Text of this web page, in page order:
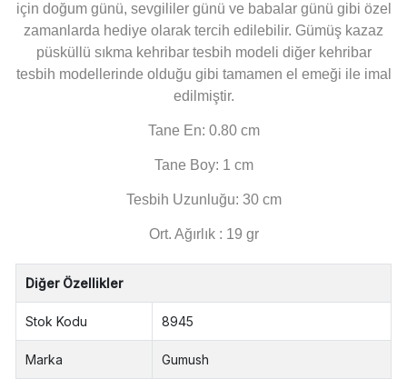
için doğum günü, sevgililer günü ve babalar günü gibi özel
zamanlarda hediye olarak tercih edilebilir. Gümüş kazaz
püsküllü sıkma kehribar tesbih modeli diğer kehribar
tesbih modellerinde olduğu gibi tamamen el emeği ile imal
edilmiştir.
Tane En: 0.80 cm
Tane Boy: 1 cm
Tesbih Uzunluğu: 30 cm
Ort. Ağırlık : 19 gr
Diğer Özellikler
Stok Kodu 8945
Marka Gumush